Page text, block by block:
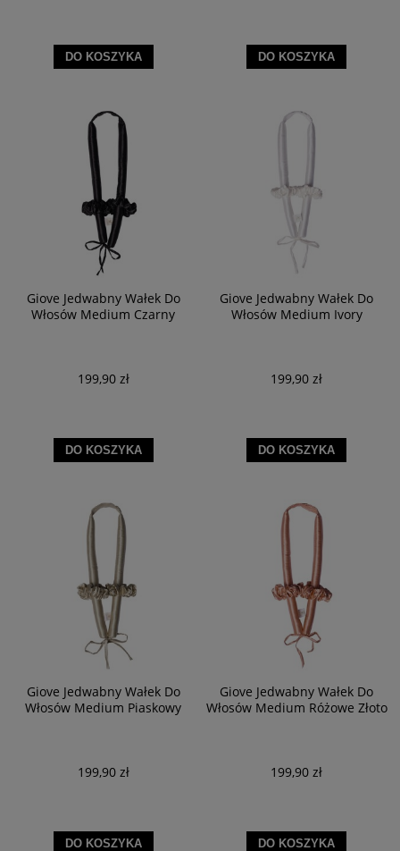
DO KOSZYKA DO KOSZYKA
Giove Jedwabny Wałek Do
Włosów Medium Czarny
199,90 zł
DO KOSZYKA
Giove Jedwabny Wałek Do
Włosów Medium Ivory
199,90 zł
DO KOSZYKA
Giove Jedwabny Wałek Do
Włosów Medium Piaskowy
199,90 zł
DO KOSZYKA
Giove Jedwabny Wałek Do
Włosów Medium Różowe Złoto
199,90 zł
DO KOSZYKA